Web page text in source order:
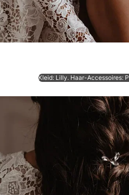
Kleid: Lilly. Haar-Accessoires: